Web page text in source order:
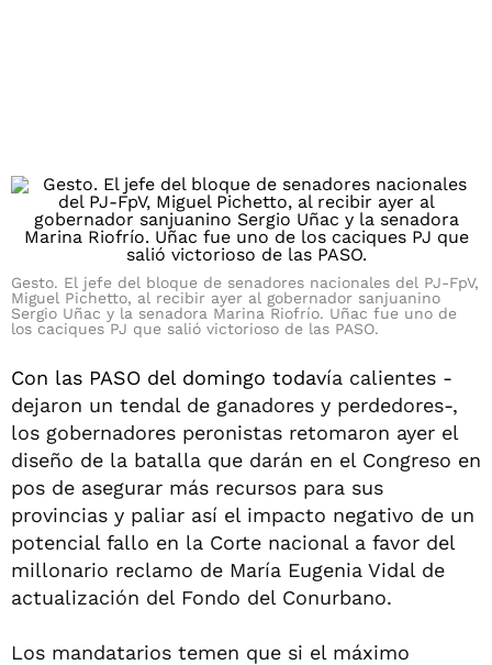
Gesto. El jefe del bloque de senadores nacionales del PJ-FpV,
Miguel Pichetto, al recibir ayer al gobernador sanjuanino
Sergio Uñac y la senadora Marina Riofrío. Uñac fue uno de
los caciques PJ que salió victorioso de las PASO.
Con las PASO del domingo todavía calientes -
dejaron un tendal de ganadores y perdedores-,
los gobernadores peronistas retomaron ayer el
diseño de la batalla que darán en el Congreso en
pos de asegurar más recursos para sus
provincias y paliar así el impacto negativo de un
potencial fallo en la Corte nacional a favor del
millonario reclamo de María Eugenia Vidal de
actualización del Fondo del Conurbano.
Los mandatarios temen que si el máximo